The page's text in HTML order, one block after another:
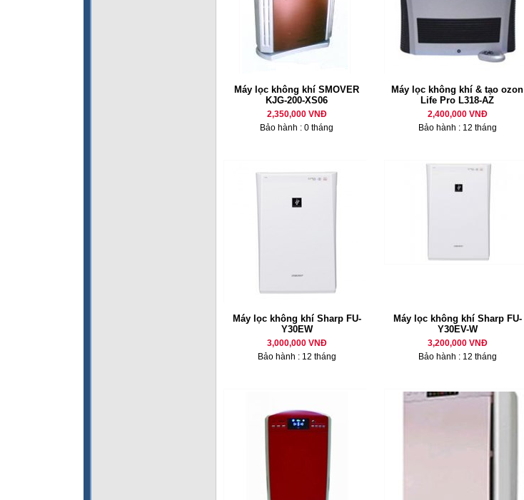
Máy lọc không khí SMOVER
KJG-200-XS06
2,350,000 VNĐ
Bảo hành : 0 tháng
Máy lọc không khí & tạo ozon
Life Pro L318-AZ
2,400,000 VNĐ
Bảo hành : 12 tháng
Máy lọc không khí Sharp FU-
Y30EW
3,000,000 VNĐ
Bảo hành : 12 tháng
Máy lọc không khí Sharp FU-
Y30EV-W
3,200,000 VNĐ
Bảo hành : 12 tháng